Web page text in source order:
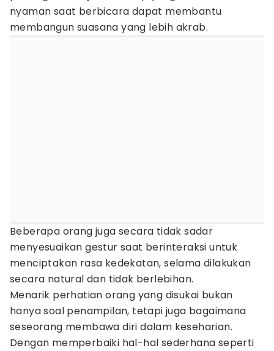
nyaman saat berbicara dapat membantu
membangun suasana yang lebih akrab.
Beberapa orang juga secara tidak sadar
menyesuaikan gestur saat berinteraksi untuk
menciptakan rasa kedekatan, selama dilakukan
secara natural dan tidak berlebihan.
Menarik perhatian orang yang disukai bukan
hanya soal penampilan, tetapi juga bagaimana
seseorang membawa diri dalam keseharian.
Dengan memperbaiki hal-hal sederhana seperti